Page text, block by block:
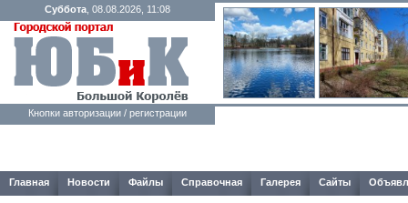
Суббота , 08.08.2026, 11:08
Кнопки авторизации / регистрации
Главная Новости Файлы Справочная Галерея Сайты